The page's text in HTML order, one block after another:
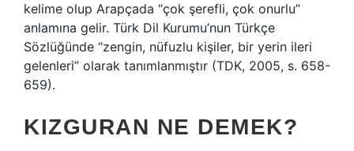
kelime olup Arapçada “çok şerefli, çok onurlu”
anlamına gelir. Türk Dil Kurumu’nun Türkçe
Sözlüğünde “zengin, nüfuzlu kişiler, bir yerin ileri
gelenleri” olarak tanımlanmıştır (TDK, 2005, s. 658-
659).
KIZGURAN NE DEMEK?